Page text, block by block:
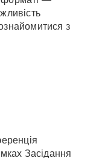
з
Засідання